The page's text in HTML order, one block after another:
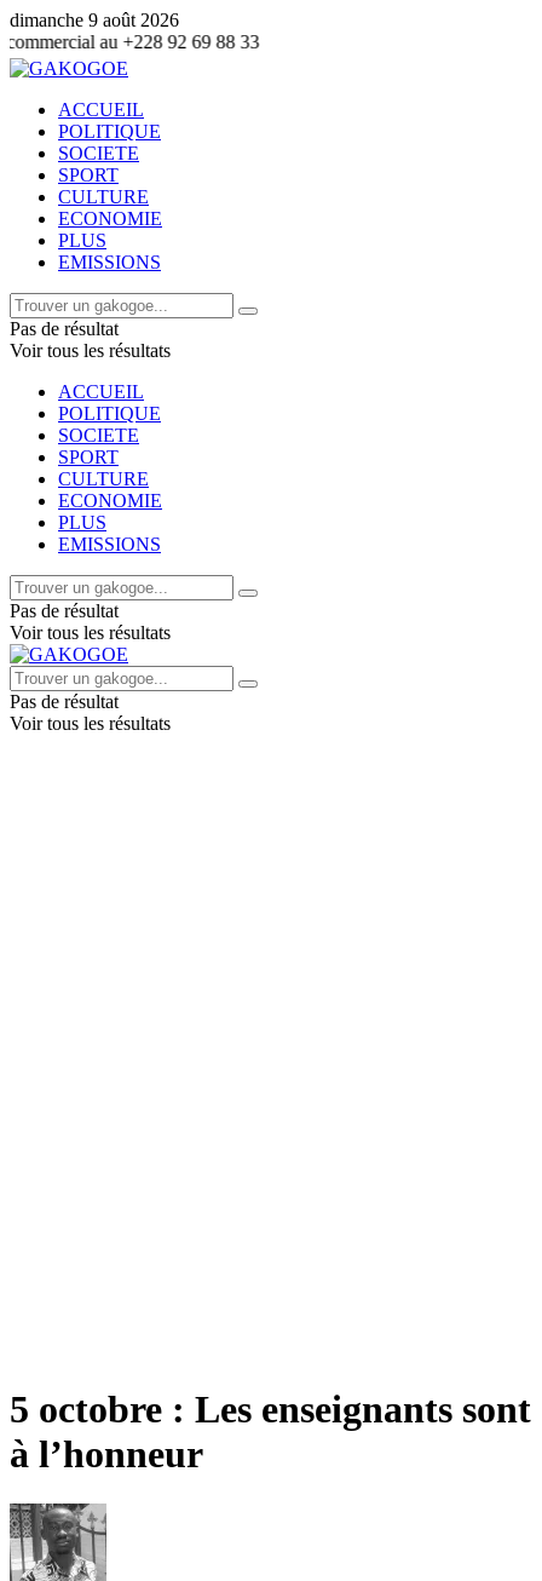
dimanche 9 août 2026
92 69 88 33
ACCUEIL
POLITIQUE
SOCIETE
SPORT
CULTURE
ECONOMIE
PLUS
EMISSIONS
Pas de résultat
Voir tous les résultats
ACCUEIL
POLITIQUE
SOCIETE
SPORT
CULTURE
ECONOMIE
PLUS
EMISSIONS
Pas de résultat
Voir tous les résultats
Pas de résultat
Voir tous les résultats
5 octobre : Les enseignants sont
à l’honneur